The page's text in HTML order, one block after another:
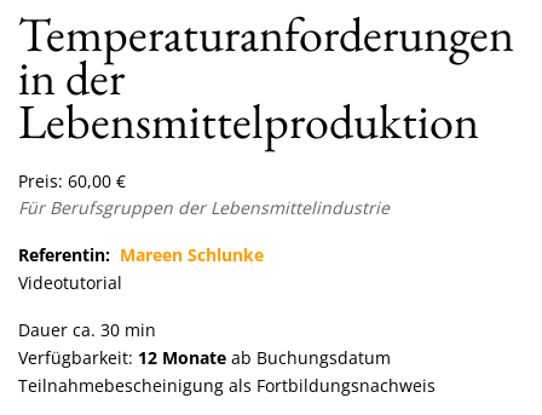
Temperaturanforderungen
in der
Lebensmittelproduktion
Preis: 60,00 €
Für Berufsgruppen der Lebensmittelindustrie
Referentin: Mareen Schlunke
Videotutorial
Dauer ca. 30 min
Verfügbarkeit: 12 Monate ab Buchungsdatum
Teilnahmebescheinigung als Fortbildungsnachweis